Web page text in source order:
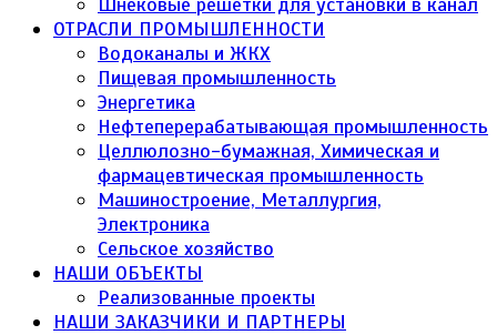
ОТРАСЛИ ПРОМЫШЛЕННОСТИ
Водоканалы и ЖКХ
Пищевая промышленность
Энергетика
Нефтеперерабатывающая промышленность
Целлюлозно-бумажная, Химическая и
фармацевтическая промышленность
Машиностроение, Металлургия,
Электроника
Сельское хозяйство
НАШИ ОБЪЕКТЫ
Реализованные проекты
НАШИ ЗАКАЗЧИКИ И ПАРТНЕРЫ